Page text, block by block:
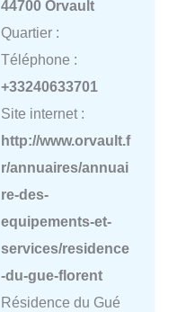
44700 Orvault
Quartier :
Téléphone :
+33240633701
Site internet :
http://www.orvault.f
r/annuaires/annuai
re-des-
equipements-et-
services/residence
-du-gue-florent
Résidence du Gué